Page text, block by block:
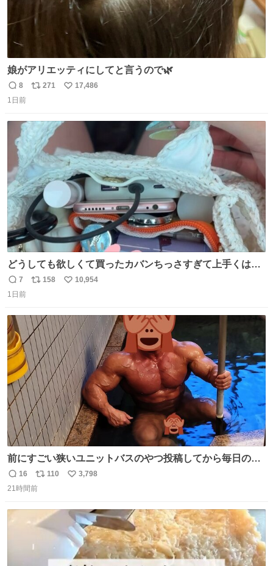
娘がアリエッティにしてと言うので🌿
返
信
8
リ
数
271
い
17,486
1日前
どうしても欲しくて買ったカバンちっさすぎて上手くはめ
ないと荷物入らん。女のカバンってなんでこんなちっさい
の
返
信
7
リ
ト
数
158
い
数
10,954
1日前
前にすごい狭いユニットバスのやつ投稿してから毎日のよ
うに温泉とかに連れてってもらってる。SNS効果凄い。俺
は幸せもんです・・・いつもありがとうございます🫡
返
信
16
リ
ポ
ト
数
110
い
数
3,798
21時間前